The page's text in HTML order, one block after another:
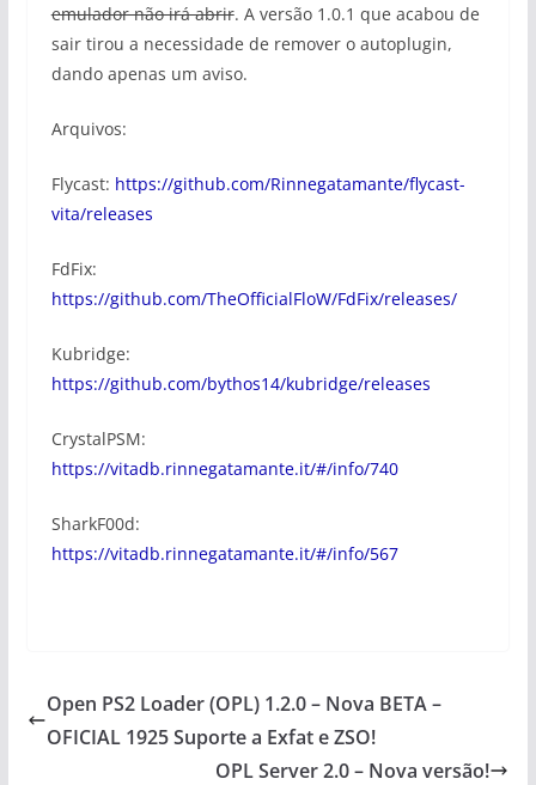
emulador não irá abrir. A versão 1.0.1 que acabou de
sair tirou a necessidade de remover o autoplugin,
dando apenas um aviso.
Arquivos:
Flycast: https://github.com/Rinnegatamante/flycast-
vita/releases
FdFix:
https://github.com/TheOfficialFloW/FdFix/releases/
Kubridge:
https://github.com/bythos14/kubridge/releases
CrystalPSM:
https://vitadb.rinnegatamante.it/#/info/740
SharkF00d:
https://vitadb.rinnegatamante.it/#/info/567
Open PS2 Loader (OPL) 1.2.0 – Nova BETA –
OFICIAL 1925 Suporte a Exfat e ZSO!
OPL Server 2.0 – Nova versão!